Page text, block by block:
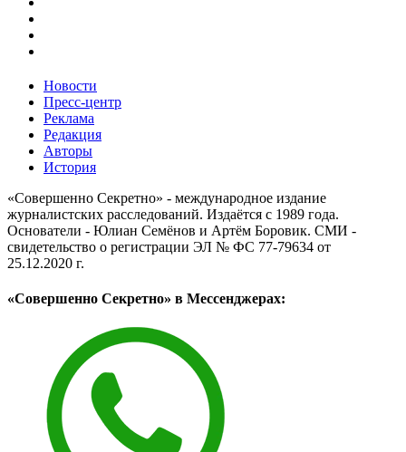
Новости
Пресс-центр
Реклама
Редакция
Авторы
История
«Совершенно Секретно» - международное издание
журналистских расследований. Издаётся с 1989 года.
Основатели - Юлиан Семёнов и Артём Боровик. CМИ -
свидетельство о регистрации ЭЛ № ФС 77-79634 от
25.12.2020 г.
«Совершенно Секретно» в Мессенджерах: